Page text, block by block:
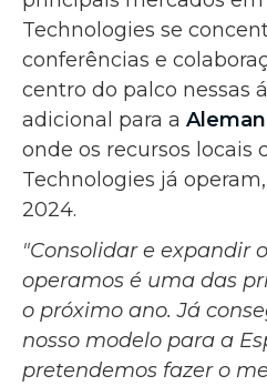
Technologies se
conferências e
centro do palco nessas
adicional para a
onde os recursos locais
Technologies já
2024.
"Consolidar e expandir
operamos é uma das
o próximo ano. Já
nosso modelo para a
pretendemos fazer o